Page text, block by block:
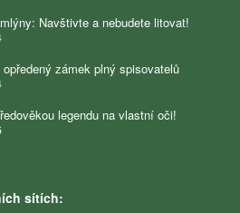
Navštivte a nebudete litovat!
zámek plný spisovatelů
legendu na vlastní oči!
sítích: